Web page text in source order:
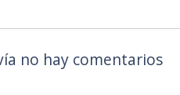
no hay comentarios